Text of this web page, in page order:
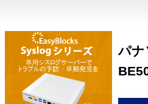
パナ